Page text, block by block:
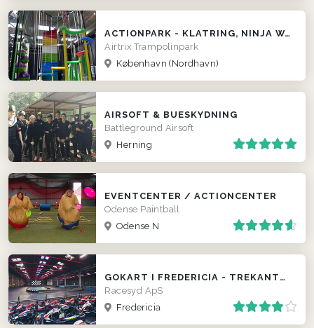
ACTIONPARK - KLATRING, NINJA WARRIOR, TRAMPOLINPARK, GAMES
Airtrix Trampolinpark
København (Nordhavn)
AIRSOFT & BUESKYDNING
Battleground Airsoft
Herning
EVENTCENTER / ACTIONCENTER
Odense Paintball
Odense N
GOKART I FREDERICIA - TREKANTSOMRÅDET
Racesyd ApS
Fredericia